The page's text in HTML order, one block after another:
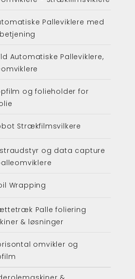
Palleviklere med
Automatiske Palleviklere,
og folieholder for
Strækfilmsvilkere
og data capture
Wrapping
Palle foliering
& løsninger
omvikler og